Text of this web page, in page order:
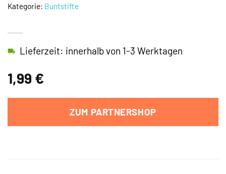
1,99 €
Lieferzeit: innerhalb von 1-3 Werktagen
ZUM PARTNERSHOP
Kategorie: Buntstifte